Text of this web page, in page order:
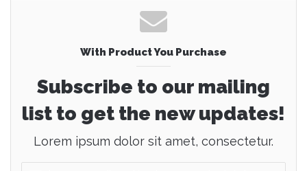
With Product You Purchase
Subscribe to our mailing
list to get the new updates!
Lorem ipsum dolor sit amet, consectetur.